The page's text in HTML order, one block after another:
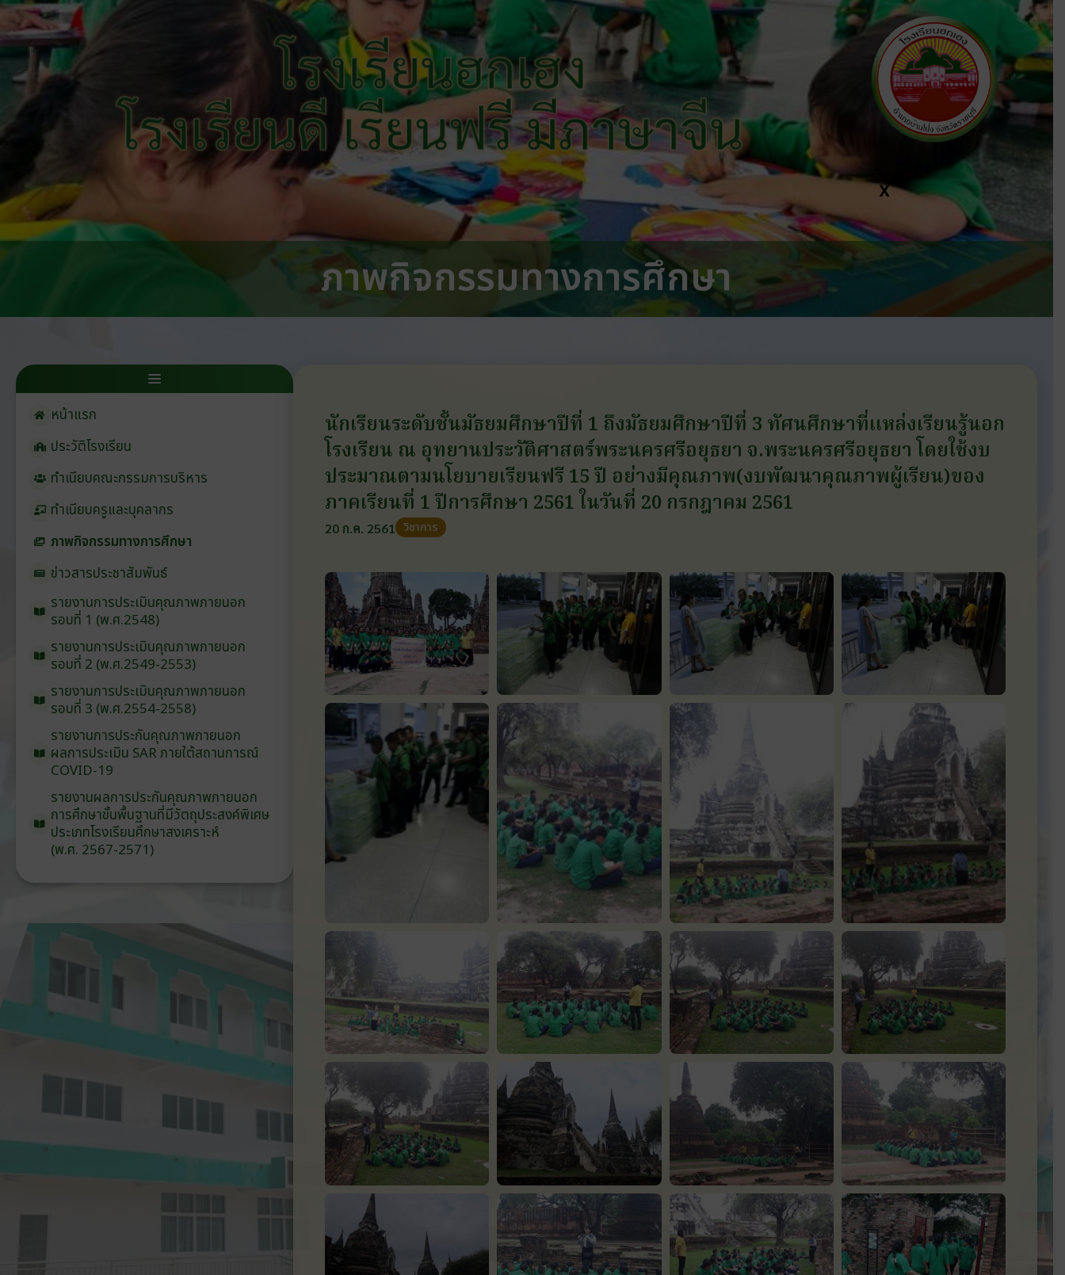
โรงเรียนฮกเฮง
โรงเรียนดี เรียนฟรี มีภาษาจีน
ภาพกิจกรรมทางการศึกษา
หน้าแรก
ประวัติโรงเรียน
ทำเนียบคณะกรรมการบริหาร
ทำเนียบครูและบุคลากร
ภาพกิจกรรมทางการศึกษา
ข่าวสารประชาสัมพันธ์
รายงานการประเมินคุณภาพภายนอก
รอบ⁠ที่ 1 (พ.ศ.2548)
รายงานการประเมินคุณภาพภายนอก
รอบ⁠ที่ 2 (พ.ศ.2549-2553)
รายงานการประเมินคุณภาพภายนอก
รอบ⁠ที่ 3 (พ.ศ.2554-2558)
รายงานการประกันคุณภาพภายนอก
ผลการประเมิน SARภายใต้สถานการณ์
COVID-19
รายงานผลการประกันคุณภาพภายนอก
การศึกษาขั้นพื้นฐานที่มีวัตถุประสงค์พิเศษ
ประเภทโรงเรียนศึกษาสงเคราะห์
(พ.ศ. 2567-2571)
นักเรียนระดับชั้นมัธยมศึกษาปีที่ 1 ถึงมัธยมศึกษาปีที่ 3 ทัศนศึกษาที่แหล่งเรียนรู้นอก
โรงเรียน ณ อุทยานประวัติศาสตร์พระนครศรีอยุธยา จ.พระนครศรีอยุธยา โดยใช้งบ
ประมาณตามนโยบายเรียนฟรี 15 ปี อย่างมีคุณภาพ(งบพัฒนาคุณภาพผู้เรียน)ของ
ภาคเรียนที่ 1 ปีการศึกษา 2561 ในวันที่ 20 กรกฎาคม 2561
20 ก.ค. 2561 วิชาการ
X